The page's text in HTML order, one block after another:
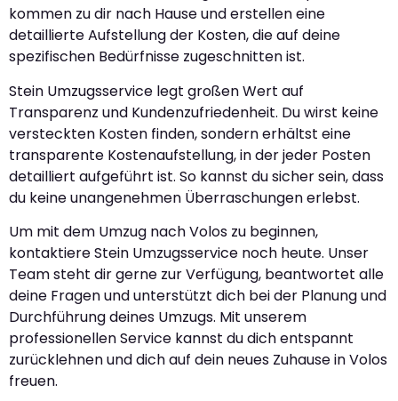
kommen zu dir nach Hause und erstellen eine
detaillierte Aufstellung der Kosten, die auf deine
spezifischen Bedürfnisse zugeschnitten ist.
Stein Umzugsservice legt großen Wert auf
Transparenz und Kundenzufriedenheit. Du wirst keine
versteckten Kosten finden, sondern erhältst eine
transparente Kostenaufstellung, in der jeder Posten
detailliert aufgeführt ist. So kannst du sicher sein, dass
du keine unangenehmen Überraschungen erlebst.
Um mit dem Umzug nach Volos zu beginnen,
kontaktiere Stein Umzugsservice noch heute. Unser
Team steht dir gerne zur Verfügung, beantwortet alle
deine Fragen und unterstützt dich bei der Planung und
Durchführung deines Umzugs. Mit unserem
professionellen Service kannst du dich entspannt
zurücklehnen und dich auf dein neues Zuhause in Volos
freuen.